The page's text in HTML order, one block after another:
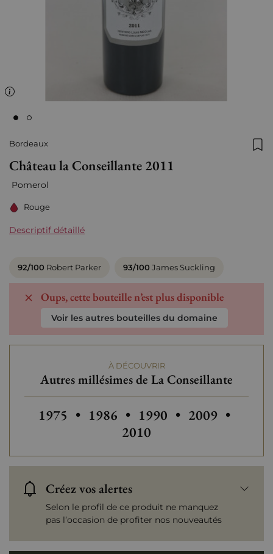
Bordeaux
Château la Conseillante 2011
Pomerol
Rouge
Descriptif détaillé
92/100 Robert Parker 93/100 James Suckling
Oups, cette bouteille n’est plus disponible
Voir les autres bouteilles du domaine
À DÉCOUVRIR
Autres millésimes de La Conseillante
Autres millésimes de La Conseillante
1975 • Autres millésimes de La
1986 • Autres millésimes de
1990 • Autres
2009 •
2010
Créez vos alertes
Selon le profil de ce produit ne manquez
pas l’occasion de profiter nos nouveautés